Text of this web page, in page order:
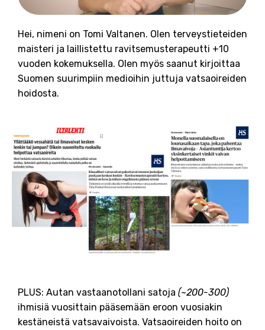
Hei, nimeni on Tomi Valtanen. Olen terveystieteiden
maisteri ja laillistettu ravitsemusterapeutti +10
vuoden kokemuksella. Olen myös saanut kirjoittaa
Suomen suurimpiin medioihin juttuja vatsaoireiden
hoidosta.
PLUS: Autan vastaanotollani satoja (~200-300)
ihmisiä vuosittain pääsemään eroon vuosiakin
kestäneistä vatsavaivoista. Vatsaoireiden hoito on